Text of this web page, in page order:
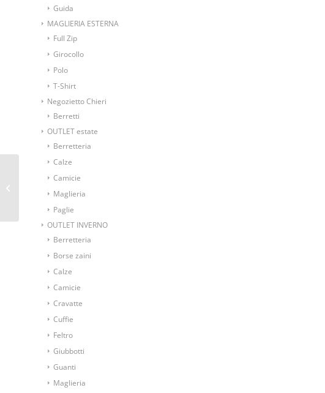
Guida
MAGLIERIA ESTERNA
Full Zip
Girocollo
Polo
T-Shirt
Negozietto Chieri
Berretti
OUTLET estate
Berretteria
Calze
Camicie
Maglieria
Paglie
OUTLET INVERNO
Berretteria
Borse zaini
Calze
Camicie
Cravatte
Cuffie
Feltro
Giubbotti
Guanti
Maglieria
Cravatta fantasia
fondo blu